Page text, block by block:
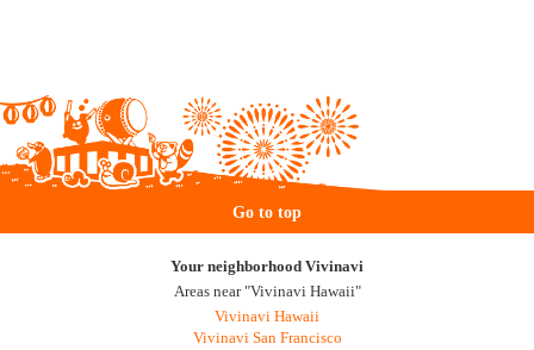
Go to top
Your neighborhood Vivinavi
Areas near "Vivinavi Hawaii"
Vivinavi Hawaii
Vivinavi San Francisco